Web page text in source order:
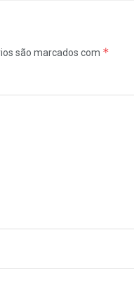
são marcados com *